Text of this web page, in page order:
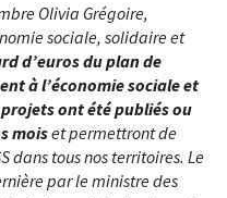
Olivia Grégoire,
sociale, solidaire et
d’euros du plan de
à l’économie sociale et
ont été publiés ou
moiset permettront de
dans tous nos territoires. Le
par le ministre des